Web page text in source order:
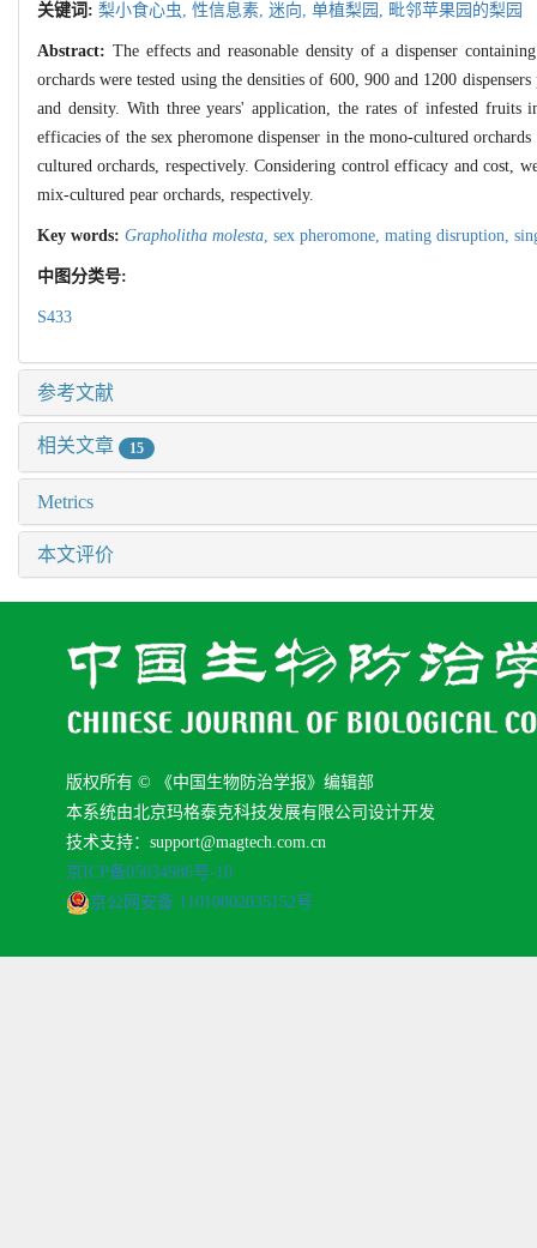
关键词: 梨小食心虫, 性信息素, 迷向, 单植梨园, 毗邻苹果园的梨园
Abstract: The effects and reasonable density of a dispenser
orchards were tested using the densities of 600, 900 and 1200
and density. With three years' application, the rates of infested
efficacies of the sex pheromone dispenser in the mono-cultured
cultured orchards, respectively. Considering control efficacy and cost,
mix-cultured pear orchards, respectively.
Key words: Grapholitha molesta, sex pheromone, mating disruption,
中图分类号:
S433
参考文献
相关文章 15
Metrics
本文评价
版权所有 © 《中国生物防治学报》编辑部
本系统由北京玛格泰克科技发展有限公司设计开发
技术支持：support@magtech.com.cn
京ICP备05034986号-10
京公网安备 11010802035152号